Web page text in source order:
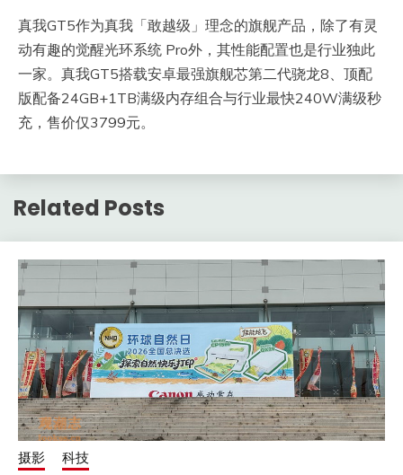
真我GT5作为真我「敢越级」理念的旗舰产品，除了有灵
动有趣的觉醒光环系统 Pro外，其性能配置也是行业独此
一家。真我GT5搭载安卓最强旗舰芯第二代骁龙8、顶配
版配备24GB+1TB满级内存组合与行业最快240W满级秒
充，售价仅3799元。
Related Posts
摄影 科技